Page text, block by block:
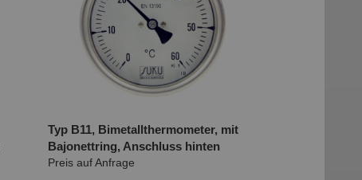
Typ B11, Bimetallthermometer, mit
Bajonettring, Anschluss hinten
Preis auf Anfrage